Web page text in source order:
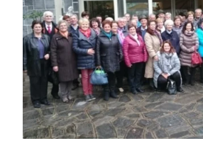
Mitgliedschaft
Landessekretariat
Bäuerliche Buffets
Hofgeschichten